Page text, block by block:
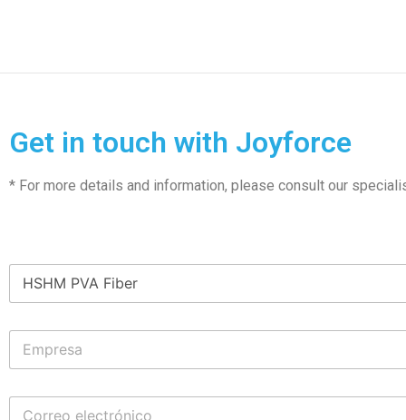
Get in touch with Joyforce
* For more details and information, please consult our